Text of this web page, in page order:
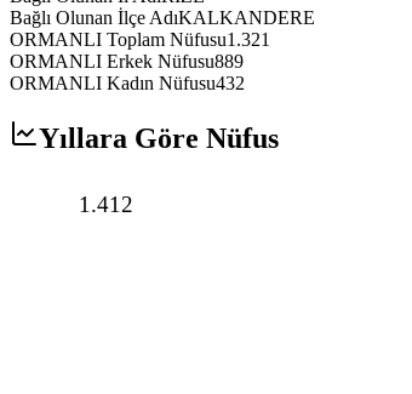
Bağlı Olunan İlçe AdıKALKANDERE
ORMANLI Toplam Nüfusu1.321
ORMANLI Erkek Nüfusu889
ORMANLI Kadın Nüfusu432
Yıllara Göre Nüfus
1.412